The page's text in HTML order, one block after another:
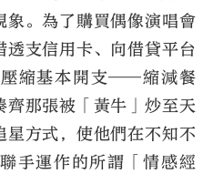
象。為了購買偶像演唱會
透支信用卡、向借貸平台
縮基本開支——縮減餐
齊那張被「黃牛」炒至天
星方式，使他們在不知不
手運作的所謂「情感經